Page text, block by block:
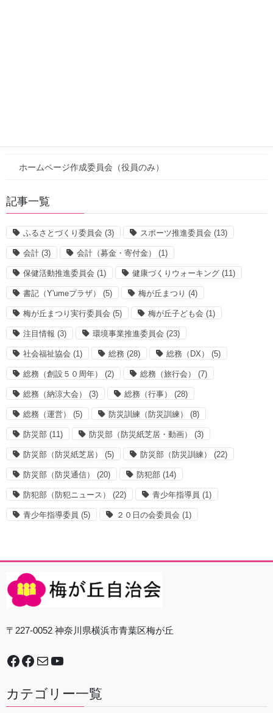
ホームページ作成委員会（役員のみ）
記事一覧
ふるさとづくり委員会 (3) スポーツ推進委員会 (13)
会計 (3) 会計（募金・寄付金） (1)
保健活動推進委員会 (1) 健康づくりウォーキング (11)
書記（Y'umeプラザ） (5) 梅が丘まつり (4)
梅が丘まつり実行委員会 (5) 梅が丘子ども会 (1)
注目情報 (3) 環境事業推進委員会 (23)
社会福祉協会 (1) 総務 (28) 総務（DX） (5)
総務（創設５０周年） (2) 総務（旅行会） (7)
総務（納涼大会） (3) 総務（行事） (28)
総務（運営） (5) 防災訓練（防災訓練） (8)
防災部 (11) 防災部（防災紙芝居・動画） (3)
防災部（防災紙芝居） (5) 防災部（防災訓練） (22)
防災部（防災通信） (20) 防犯部 (14)
防犯部（防犯ニュース） (22) 青少年指導員 (1)
青少年指導委員 (5) ２０日の会委員会 (1)
〒227-0052 神奈川県横浜市青葉区梅が丘
Facebook
谷本中学校地域防災拠点運営委員会MailYouTube
カテゴリー一覧